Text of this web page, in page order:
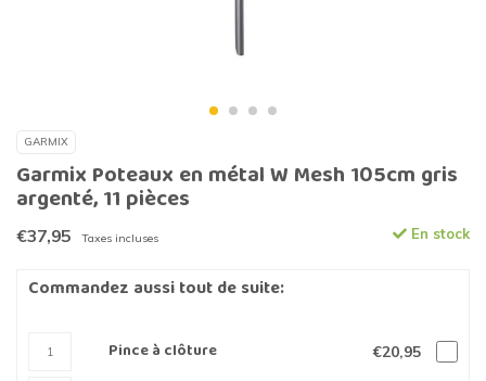
GARMIX
Garmix Poteaux en métal W Mesh 105cm gris
argenté, 11 pièces
€37,95 Taxes incluses En stock
Commandez aussi tout de suite:
Pince à clôture €20,95